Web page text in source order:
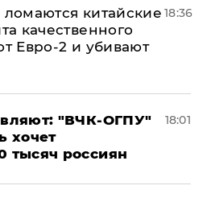
китайские
качественного
Евро-2 и убивают
18:36
"ВЧК-ОГПУ"
хочет
тысяч россиян
18:01